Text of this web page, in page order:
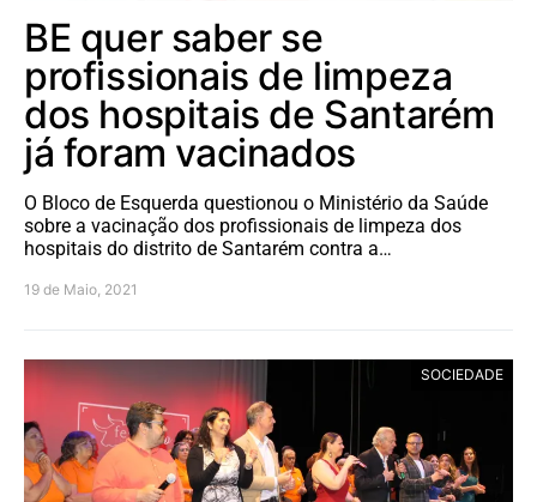
BE quer saber se
profissionais de limpeza
dos hospitais de Santarém
já foram vacinados
O Bloco de Esquerda questionou o Ministério da Saúde
sobre a vacinação dos profissionais de limpeza dos
hospitais do distrito de Santarém contra a…
19 de Maio, 2021
SOCIEDADE